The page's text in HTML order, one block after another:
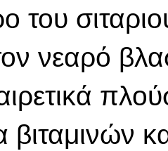
του
νεαρό
βιταμινών